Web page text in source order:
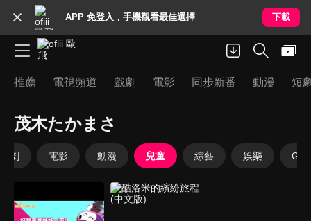
APP 免登入，手機觀看最佳選擇 下載
推薦 電視頻道 戲劇 電影 同步新番 動漫 短
茂木たかまさ
戲劇 電影 動漫 兒童 綜藝 娛樂